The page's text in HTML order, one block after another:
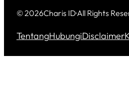
© 2026Charis ID·All Rights
TentangHubungiDisclaimer